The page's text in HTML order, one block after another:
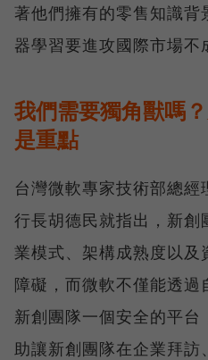
著他們擁有的零售知識背
器學習要進攻國際市場不
我們需要獨角獸嗎
是重點
台灣微軟專家技術部總經
行長胡德民就指出，新創
業模式、架構成熟度以及
障礙，而微軟不僅能透過
新創團隊一個安全的平台
助讓新創團隊在企業拜